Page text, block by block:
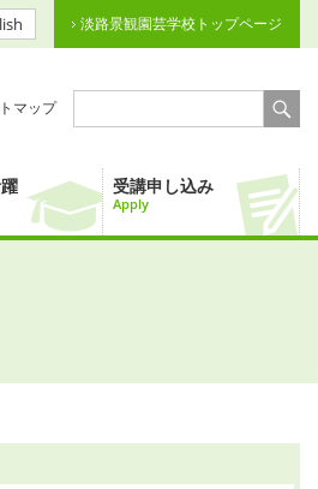
淡路景観園芸学校トップページ
受講申し込み
Apply
マップ